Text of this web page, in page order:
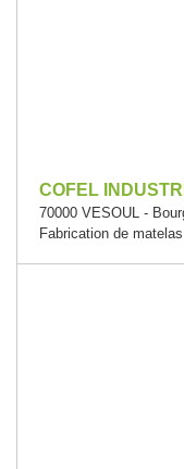
COFEL
70000 VESOUL -
Fabrication de matelas